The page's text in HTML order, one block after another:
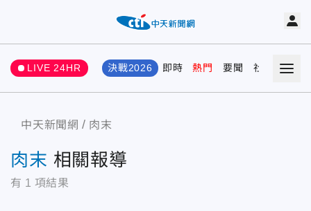
LIVE 24HR 決戰2026 即時 熱門 要聞 社會 娛樂
中天新聞網 肉末
肉末 相關報導
有 1 項結果